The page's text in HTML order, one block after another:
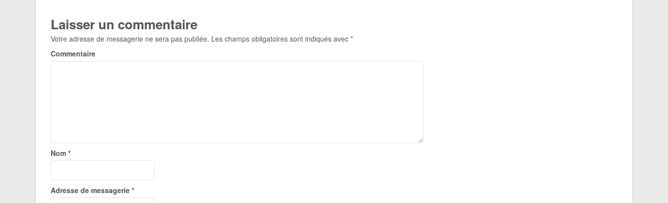
Laisser un commentaire
Votre adresse de messagerie ne sera pas publiée. Les champs obligatoires sont indiqués avec *
Commentaire
Nom *
Adresse de messagerie *